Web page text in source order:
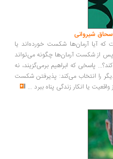
شکست خورده‌اند یا
آرمان‌ها چگونه می‌تواند
که ابراهیم برمی‌گزیند، نه
می‌کند: پذیرفتن شکست
انکار زندگی پناه ببرد...